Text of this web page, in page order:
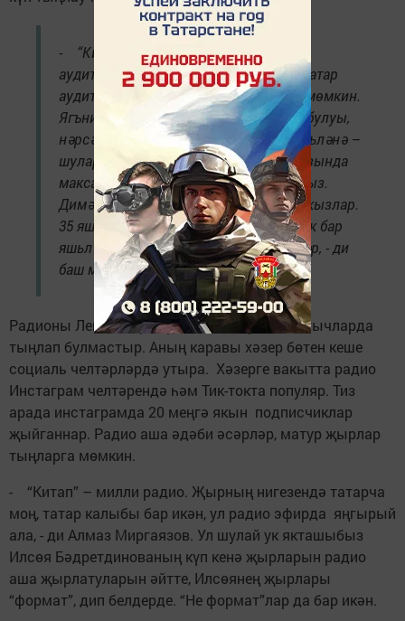
- “Китап” радиосын ачканда да без
аудиторияне күз алдына китердек. Аватар
аудитория дигән термин аша әйтергә мөмкин.
Ягъни ул кешенең йөзе, аңа ничә яшь булуы,
нәрсә белән мәшгуль, ни белән шөгыльләнә –
шуларны бергә туплап, бер кеше образында
максатчан аудитория җыеп бирә алабыз.
Димәк, безнең аудиториябез – хатын-кызлар.
35 яшьтән өлкәнрәк кешеләр. Шулай ук бар
яшьләр дә, балалар да, 12-13 яшьлекләр, - ди
баш мөхәррир Алмаз Миргаязов.
Радионы Лениногорск районында радиоалгычларда
тыңлап булмастыр. Аның каравы хәзер бөтен кеше
социаль челтәрләрдә утыра. Хәзерге вакытта радио
Инстаграм челтәрендә һәм Тик-токта популяр. Тиз
арада инстаграмда 20 меңгә якын подписчиклар
җыйганнар. Радио аша әдәби әсәрләр, матур җырлар
тыңларга мөмкин.
- “Китап” – милли радио. Җырның нигезендә татарча
моң, татар калыбы бар икән, ул радио эфирда яңгырый
ала, - ди Алмаз Миргаязов. Ул шулай ук якташыбыз
Илсөя Бәдретдинованың күп кенә җырларын радио
аша җырлатуларын әйтте, Илсөянең җырлары
“формат”, дип белдерде. “Не формат”лар да бар икән.